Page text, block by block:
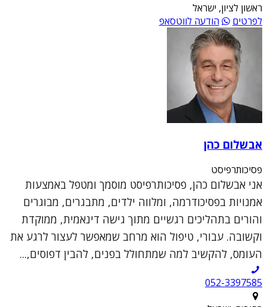
ראשון לציון, ישראל
לפרטים
הודעה לווטסאפ
אבשלום כהן
פסיכותרפיסט
אני אבשלום כהן, פסיכותרפיסט מוסמך ומטפל באמצעות
אמנויות בפסיכודרמה, ומלווה ילדים, מתבגרים, מבוגרים
והורים בתהליכים רגשיים מתוך גישה דינאמית, ממוקדת
וקשובה. עבורי, טיפול הוא מרחב שמאפשר לעצור לרגע את
העומס, להקשיב למה שמתחולל בפנים, להבין דפוסים,...
052-3397585